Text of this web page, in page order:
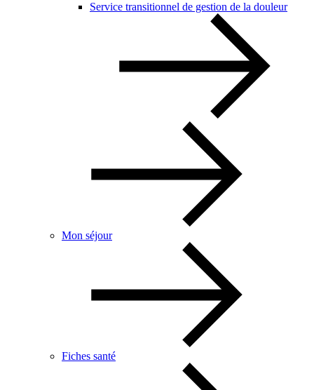
Service transitionnel de gestion de la douleur
Mon séjour
Fiches santé